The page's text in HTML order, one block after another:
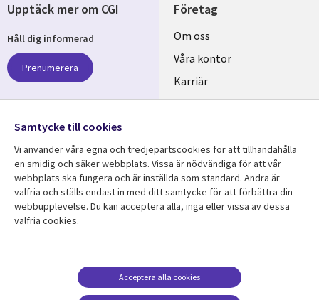
Företag
Useful
links
SWEDEN
Om oss
Våra kontor
Karriär
Hållbarhet
Resurscenter
SWEDEN
dataskydd
Accessibility
Upptäck mer om CGI
Håll dig informerad
Prenumerera
Följ oss
Social
Media
SWEDEN
Samtycke till cookies
Vi använder våra egna och tredjepartscookies för att tillhandahålla
en smidig och säker webbplats. Vissa är nödvändiga för att vår
webbplats ska fungera och är inställda som standard. Andra är
valfria och ställs endast in med ditt samtycke för att förbättra din
webbupplevelse. Du kan acceptera alla, inga eller vissa av dessa
valfria cookies.
Acceptera alla cookies